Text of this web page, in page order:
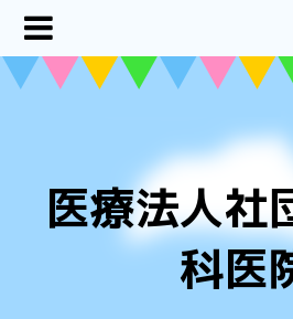
医療法人社
科医